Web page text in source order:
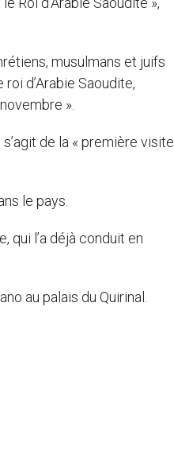
musulmans et juifs
d’Arabie Saoudite,
».
de la « première visite
le pays.
qui l’a déjà conduit en
au palais du Quirinal.